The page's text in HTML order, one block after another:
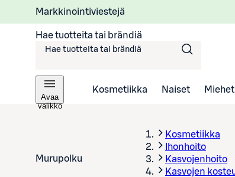
Markkinointiviestejä
Hae tuotteita tai brändiä
Avaa
valikko
Kosmetiikka Naiset Miehet
Murupolku
Kosmetiikka
Ihonhoito
Kasvojenhoito
Kasvojen